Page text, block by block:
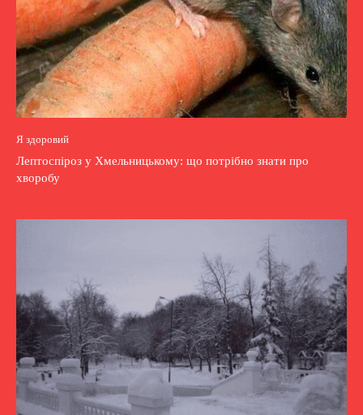
Я здоровий
Лептоспіроз у Хмельницькому: що потрібно знати про
хворобу